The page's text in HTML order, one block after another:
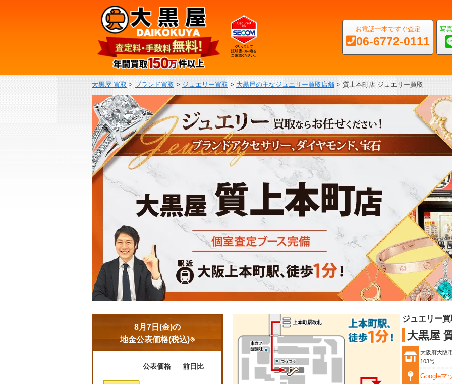
お電話一本ですぐ査定
06-6772-0111
写
大黒屋 買取 >ブランド買取> ジュエリー買取> 大黒屋の主なジュエリー買取店舗> 質上本町店 ジュエリー買取
ジュエリー
大黒屋
大阪府大阪
103号
Googleマ
8月7日(金)の
地金公表価格(税込)※
公表価格 前日比